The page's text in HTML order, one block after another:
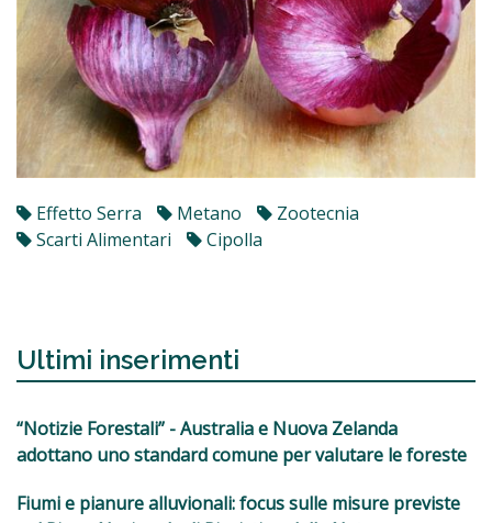
Effetto Serra Metano
Zootecnia
Scarti Alimentari
Cipolla
Ultimi inserimenti
“Notizie Forestali” - Australia e Nuova Zelanda
adottano uno standard comune per valutare le foreste
Fiumi e pianure alluvionali: focus sulle misure previste